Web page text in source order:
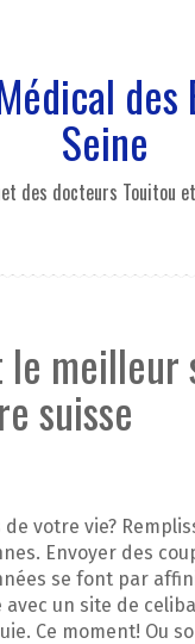
des
Seine
des docteurs Touitou
le meilleur
suisse
votre vie?
Envoyer des
se font par
avec un site de
Ce moment! Ou